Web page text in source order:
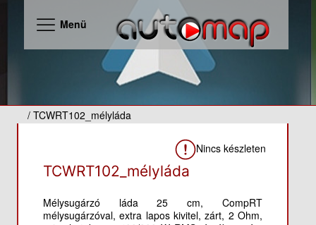
Menü
/ TCWRT102_mélyláda
Nincs készleten
TCWRT102_mélyláda
Mélysugárzó láda 25 cm, CompRT
mélysugárzóval, extra lapos kivitel, zárt, 2 Ohm,